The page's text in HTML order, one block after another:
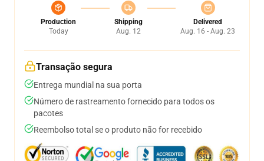
Production
Today
Shipping
Aug. 12
Delivered
Aug. 16 - Aug. 23
Transação segura
Entrega mundial na sua porta
Número de rastreamento fornecido para todos os
pacotes
Reembolso total se o produto não for recebido